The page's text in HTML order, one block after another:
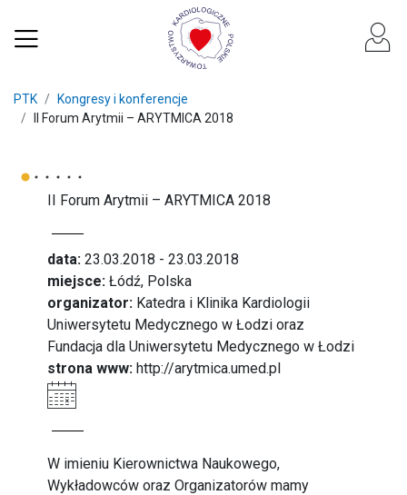
PTK
Kongresy i konferencje
II Forum Arytmii – ARYTMICA 2018
II Forum Arytmii – ARYTMICA 2018
data: 23.03.2018 - 23.03.2018
miejsce: Łódź, Polska
organizator: Katedra i Klinika Kardiologii
Uniwersytetu Medycznego w Łodzi oraz
Fundacja dla Uniwersytetu Medycznego w Łodzi
strona www: http://arytmica.umed.pl
W imieniu Kierownictwa Naukowego,
Wykładowców oraz Organizatorów mamy